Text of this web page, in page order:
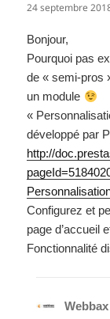
24 septembre
Bonjour,
Pourquoi pas
de « semi-pros
un module
«
développé par
http://
Configurez et
page d’accueil
Fonctionnalité
Webbax